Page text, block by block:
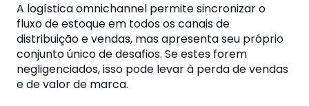
A logística omnichannel permite sincronizar o
fluxo de estoque em todos os canais de
distribuição e vendas, mas apresenta seu próprio
conjunto único de desafios. Se estes forem
negligenciados, isso pode levar à perda de vendas
e de valor de marca.